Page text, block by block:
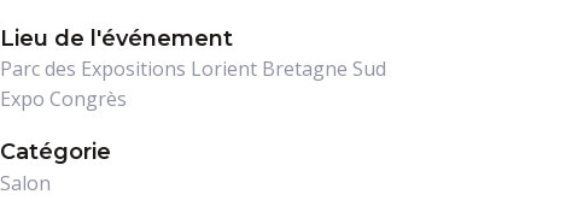
Lieu de l'événement
Parc des Expositions Lorient Bretagne Sud
Expo Congrès
Catégorie
Salon